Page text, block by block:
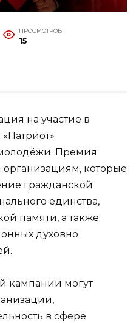
ПРОСМОТРОВ
15
на участие в
Премия
которые
гражданской
единства,
памяти, а также
духовно
кампании могут
в сфере